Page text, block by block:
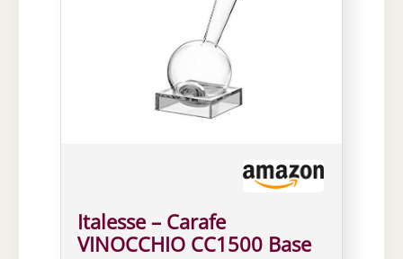
Italesse – Carafe
VINOCCHIO CC1500 Base